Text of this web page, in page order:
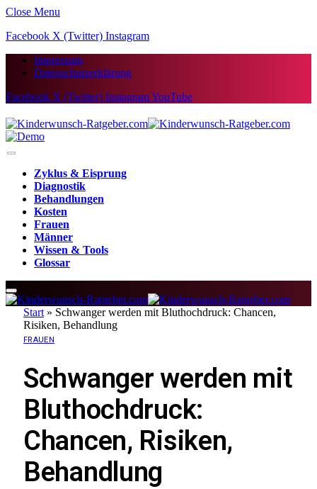
Close Menu
Facebook X (Twitter) Instagram
Impressum
Datenschutzerklärung
Facebook X (Twitter) InstagramYouTube
Zyklus & Eisprung
Diagnostik
Behandlungen
Kosten
Frauen
Männer
Wissen & Tools
Glossar
Start » Schwanger werden mit Bluthochdruck: Chancen,
Risiken, Behandlung
FRAUEN
Schwanger werden mit
Bluthochdruck:
Chancen, Risiken,
Behandlung